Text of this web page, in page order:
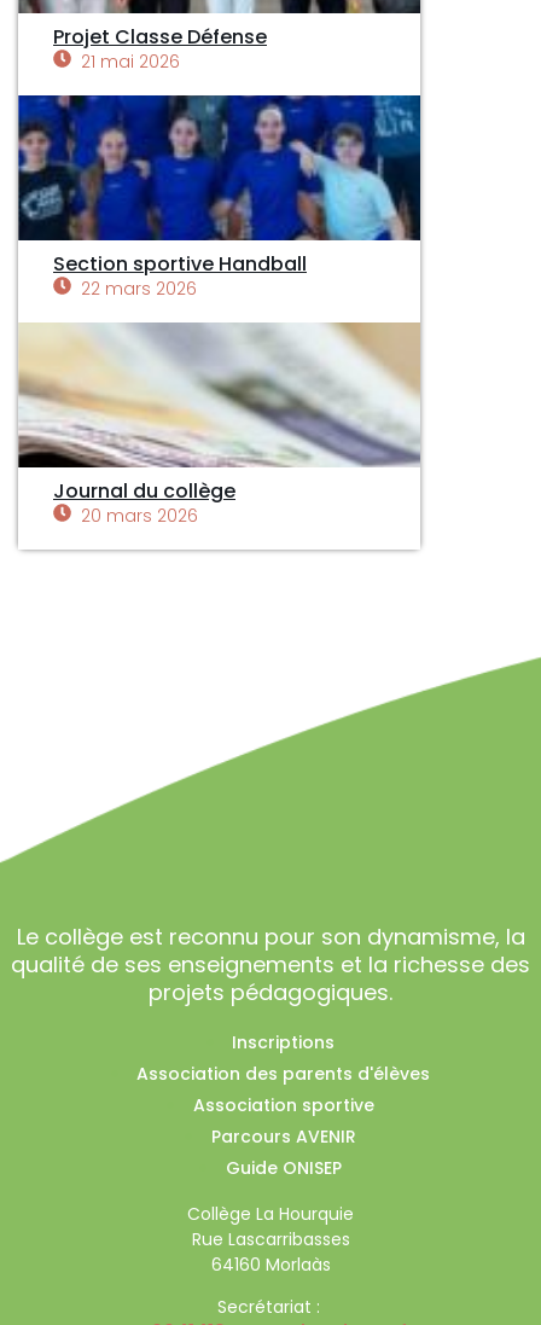
Projet Classe Défense
21 mai 2026
Section sportive Handball
22 mars 2026
Journal du collège
20 mars 2026
Le collège est reconnu pour son dynamisme, la
qualité de ses enseignements et la richesse des
projets pédagogiques.
Inscriptions
Association des parents d'élèves
Association sportive
Parcours AVENIR
Guide ONISEP
Collège La Hourquie
Rue Lascarribasses
64160 Morlaàs
Secrétariat :